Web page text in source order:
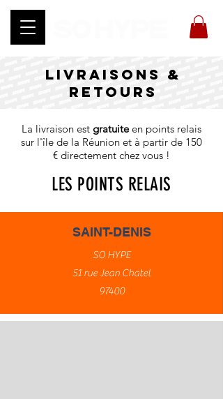
LIVRAISONS &
RETOURS
La livraison est gratuiteen points relais
sur l'île de la Réunion et à partir de 150
€ directement chez vous !
LES POINTS RELAIS
SAINT-DENIS
SO HYPE
51 rue Jean Chatel
97400